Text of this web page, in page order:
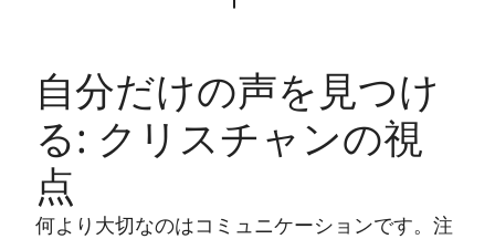
自分だけの声を見つけ
る: クリスチャンの視
点
何より大切なのはコミュニケーションです。注